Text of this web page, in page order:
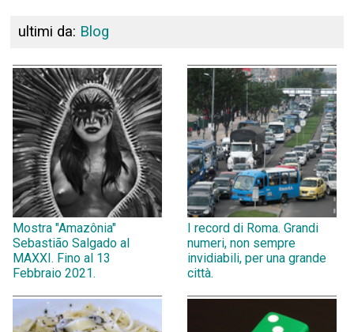
ultimi da: Blog
Mostra "Amazônia"
Sebastião Salgado al
MAXXI. Fino al 13
Febbraio 2021.
I record di Roma. Grandi
numeri, non sempre
invidiabili, per una grande
città.